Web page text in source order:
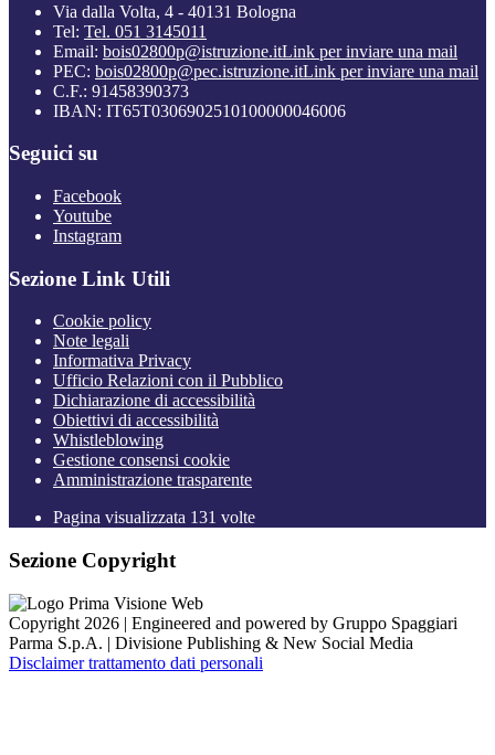
Via dalla Volta, 4 - 40131 Bologna
Tel: Tel. 051 3145011
Email: bois02800p@istruzione.itLink per inviare una mail
PEC: bois02800p@pec.istruzione.itLink per inviare una mail
C.F.: 91458390373
IBAN: IT65T0306902510100000046006
Seguici su
Facebook
Youtube
Instagram
Sezione Link Utili
Cookie policy
Note legali
Informativa Privacy
Ufficio Relazioni con il Pubblico
Dichiarazione di accessibilità
Obiettivi di accessibilità
Whistleblowing
Gestione consensi cookie
Amministrazione trasparente
Pagina visualizzata 131 volte
Sezione Copyright
Copyright 2026 | Engineered and powered by Gruppo Spaggiari
Parma S.p.A. | Divisione Publishing & New Social Media
Disclaimer trattamento dati personali